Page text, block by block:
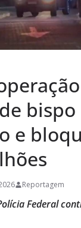
bispo
e
Reportagem
Federal